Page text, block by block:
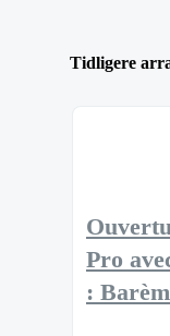
Tidligere
Pro
: